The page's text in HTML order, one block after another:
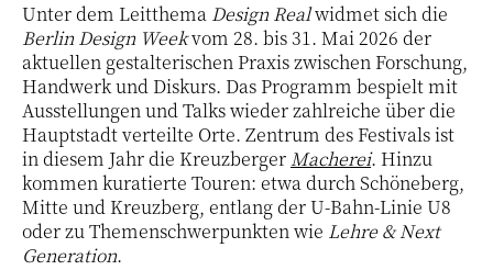
Unter dem Leitthema Design Realwidmet sich die
Berlin Design Weekvom 28. bis 31. Mai 2026 der
aktuellen gestalterischen Praxis zwischen Forschung,
Handwerk und Diskurs. Das Programm bespielt mit
Ausstellungen und Talks wieder zahlreiche über die
Hauptstadt verteilte Orte. Zentrum des Festivals ist
in diesem Jahr die KreuzbergerMacherei. Hinzu
kommen kuratierte Touren: etwa durch Schöneberg,
Mitte und Kreuzberg, entlang der U-Bahn-Linie U8
oder zu Themenschwerpunkten wie Lehre & Next
Generation.